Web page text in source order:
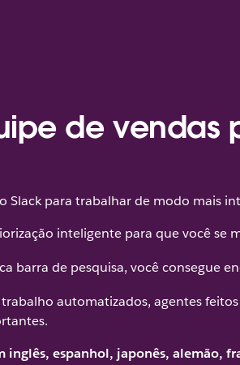
de vendas
Slack para trabalhar de modo mais
inteligente para que você se
barra de pesquisa, você consegue
automatizados, agentes
espanhol, japonês, alemão,